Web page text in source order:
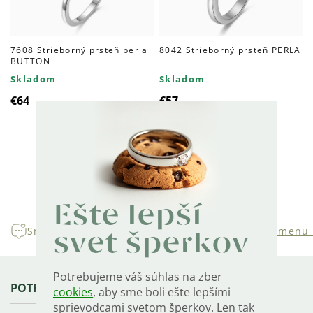
Ešte lepší
svet šperkov
Potrebujeme váš súhlas na zber
cookies, aby sme boli ešte lepšími
sprievodcami svetom šperkov. Len tak
7608 Strieborný prsteň perla
BUTTON
Skladom
€64
8042 Strieborný prsteň PERLA
Skladom
€57
Ovládacie
prvky
výpisu
Sme rodinná firma s tradíciou
Zápätie
POTREBUJETE PORADIŤ?